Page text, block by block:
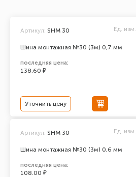
Шина монтажная №30 (3м) 0,7 мм
Артикул: SHM 30 Ед. изм.
последняя цена:
138.60 ₽
Уточнить цену
Шина монтажная №30 (3м) 0,6 мм
Артикул: SHM 30 Ед. изм.
последняя цена:
108.00 ₽